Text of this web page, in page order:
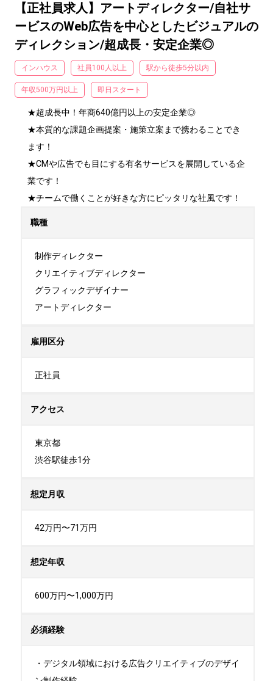
【正社員求人】アートディレクター/自社サ
ービスのWeb広告を中心としたビジュアルの
ディレクション/超成長・安定企業◎
インハウス 社員100人以上 駅から徒歩5分以内
年収500万円以上 即日スタート
★超成長中！年商640億円以上の安定企業◎
★本質的な課題企画提案・施策立案まで携わることでき
ます！
★CMや広告でも目にする有名サービスを展開している企
業です！
★チームで働くことが好きな方にピッタリな社風です！
職種
制作ディレクター
クリエイティブディレクター
グラフィックデザイナー
アートディレクター
雇用区分
正社員
アクセス
東京都
渋谷駅徒歩1分
想定月収
42万円〜71万円
想定年収
600万円〜1,000万円
必須経験
・デジタル領域における広告クリエイティブのデザイ